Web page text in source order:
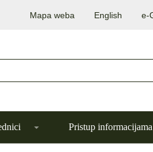
Mapa weba English e-
Pristup informacijama